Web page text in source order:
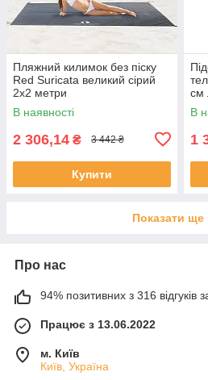
Пляжний килимок без піску
Red Suricata великий сірий
2х2 метри
В наявності
2 306,14 ₴ 3 442 ₴
Купити
см
В
1
Показати ще
Про нас
94% позитивних з 316 відгуків
Працює з 13.06.2022
м. Київ
Київ, Україна